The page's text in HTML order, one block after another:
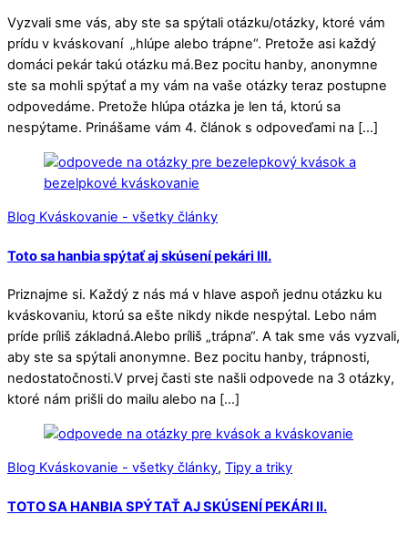
Vyzvali sme vás, aby ste sa spýtali otázku/otázky, ktoré vám
prídu v kváskovaní „hlúpe alebo trápne“. Pretože asi každý
domáci pekár takú otázku má.Bez pocitu hanby, anonymne
ste sa mohli spýtať a my vám na vaše otázky teraz postupne
odpovedáme. Pretože hlúpa otázka je len tá, ktorú sa
nespýtame. Prinášame vám 4. článok s odpoveďami na […]
Blog Kváskovanie - všetky články
Toto sa hanbia spýtať aj skúsení pekári III.
Priznajme si. Každý z nás má v hlave aspoň jednu otázku ku
kváskovaniu, ktorú sa ešte nikdy nikde nespýtal. Lebo nám
príde príliš základná.Alebo príliš „trápna“. A tak sme vás vyzvali,
aby ste sa spýtali anonymne. Bez pocitu hanby, trápnosti,
nedostatočnosti.V prvej časti ste našli odpovede na 3 otázky,
ktoré nám prišli do mailu alebo na […]
Blog Kváskovanie - všetky články, Tipy a triky
TOTO SA HANBIA SPÝTAŤ AJ SKÚSENÍ PEKÁRI II.